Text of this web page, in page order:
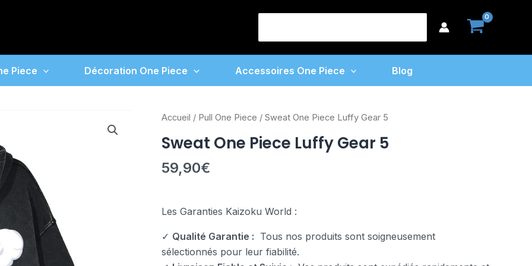
Piece Décoration One Piece Accessoires One Piece Blog
Accueil / Pull One Piece / Sweat One Piece Luffy Gear 5
Sweat One Piece Luffy Gear 5
59,90€
Les Garanties Kaizoku World :
✓ Qualité Garantie : Tous nos produits sont soigneusement
sélectionnés pour leur fiabilité.
quantité
Sweat
One
Piece
Gear